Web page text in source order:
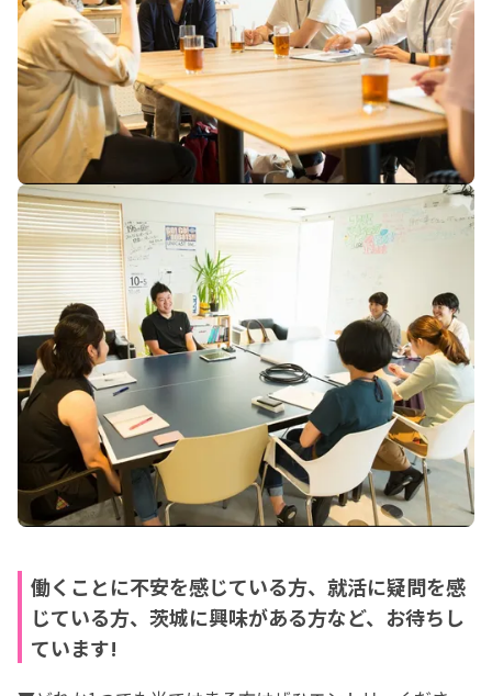
働くことに不安を感じている方、就活に疑問を感
じている方、茨城に興味がある方など、お待ちし
ています!